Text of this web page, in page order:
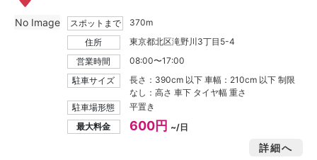
スポットまで
370m
住所
東京都北区滝野川3丁目5-4
営業時間
08:00〜17:00
駐車サイズ
長さ：390cm 以下 車幅：210cm 以下 制限
なし：高さ 車下 タイヤ幅 重さ
駐車場形態
平置き
最大料金
600円 ~/日
詳細へ
No Image